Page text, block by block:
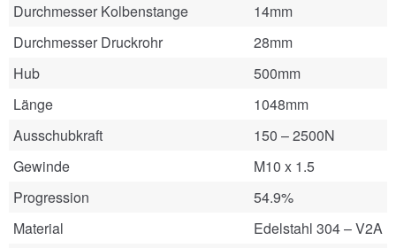
Durchmesser Kolbenstange
14mm
Durchmesser Druckrohr
28mm
Hub
500mm
Länge
1048mm
Ausschubkraft
150 – 2500N
Gewinde
M10 x 1.5
Progression
54.9%
Material
Edelstahl 304 – V2A